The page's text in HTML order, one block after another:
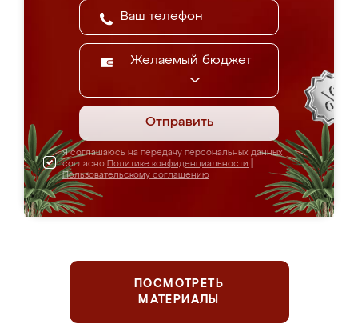
Желаемый бюджет
Отправить
Я соглашаюсь на передачу персональных данных
согласно Политике конфиденциальности
Пользовательскому соглашению
ПОСМОТРЕТЬ
МАТЕРИАЛЫ